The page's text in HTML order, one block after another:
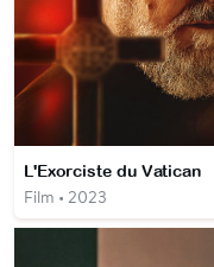
L'Exorciste du Vatican
Film • 2023